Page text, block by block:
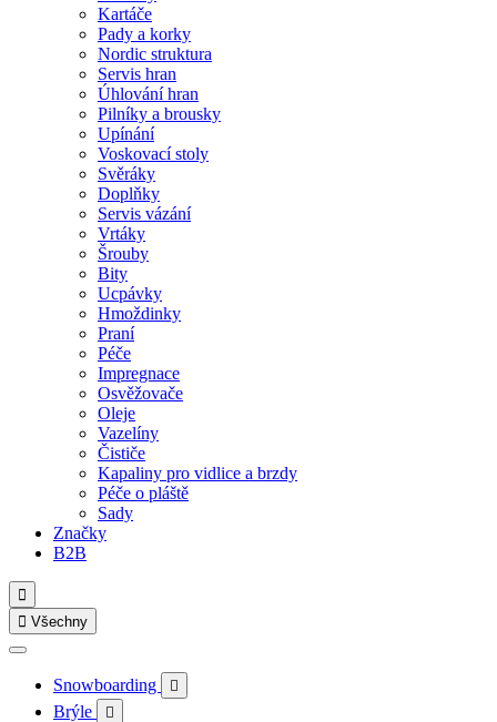
Kartáče
Pady a korky
Nordic struktura
Servis hran
Úhlování hran
Pilníky a brousky
Upínání
Voskovací stoly
Svěráky
Doplňky
Servis vázání
Vrtáky
Šrouby
Bity
Ucpávky
Hmoždinky
Praní
Péče
Impregnace
Osvěžovače
Oleje
Vazelíny
Čističe
Kapaliny pro vidlice a brzdy
Péče o pláště
Sady
Značky
B2B

 Všechny
Snowboarding 
Brýle 